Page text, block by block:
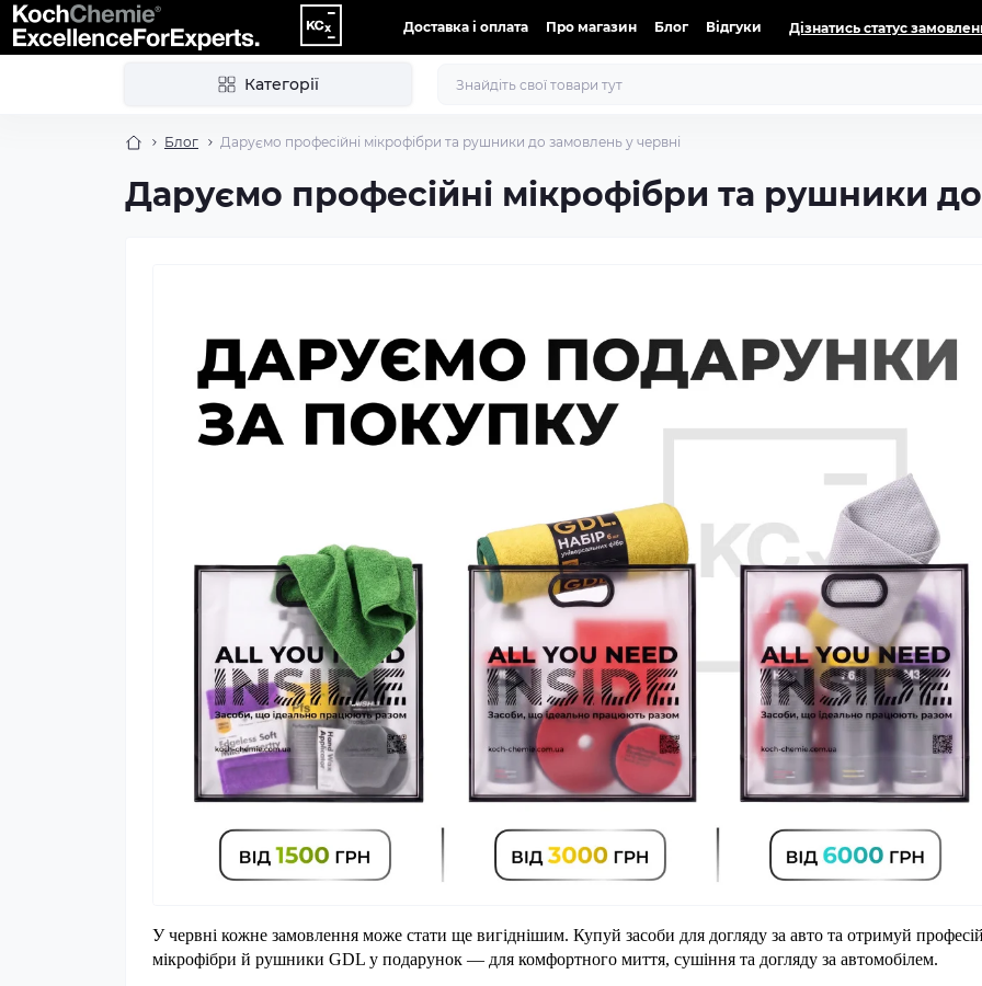
Доставка і оплата Про магазин Блог Відгуки Дізнатись статус
Категорії
Блог Даруємо професійні мікрофібри та рушники до замовлень у червні
Даруємо професійні мікрофібри та рушники
У червні кожне замовлення може стати ще вигіднішим. Купуй засоби для догляду за авто та отримуй
мікрофібри й рушники GDL у подарунок — для комфортного миття, сушіння та догляду за автомобілем.